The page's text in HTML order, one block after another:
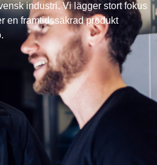
industri. Vi lägger stort fokus
en framtidssäkrad produkt